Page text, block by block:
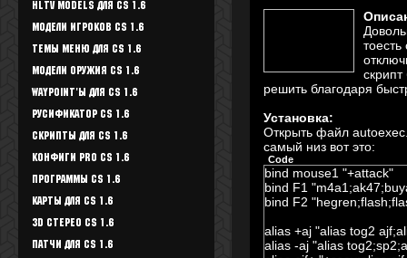
HLTV Models для CS 1.6
Модели игроков CS 1.6
Темы меню для CS 1.6
Модели оружия CS 1.6
Waypoint'ы для CS 1.6
Русификатор CS 1.6
Скрипты для CS 1.6
Конфиги Pro CS 1.6
Программы CS 1.6
Карты для CS 1.6
3D стерео CS 1.6
Патчи для CS 1.6
решить благодаря
Установка:
Открыть файл
самый низ вот это:
Code
bind mouse1 "+attack"
bind F1
bind F2
alias +aj "alias tog2
alias -aj "alias